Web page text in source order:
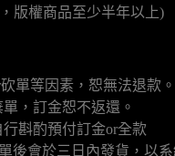
版權商品至少半年以上)
單等因素，恕無法退款。
，訂金恕不返還。
斟酌預付訂金or全款
會於三日內發貨，以